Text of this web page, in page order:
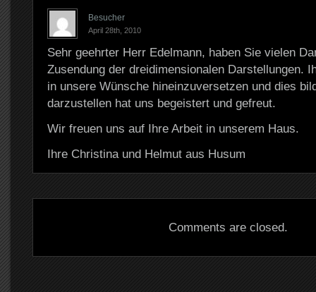
Besucher
April 28th, 2010
Sehr geehrter Herr Edelmann, haben Sie vielen
Zusendung der dreidimensionalen Darstellungen.
in unsere Wünsche hineinzuversetzen und dies
darzustellen hat uns begeistert und gefreut.
Wir freuen uns auf Ihre Arbeit in unserem Haus.
Ihre Christina und Helmut aus Husum
Comments are closed.